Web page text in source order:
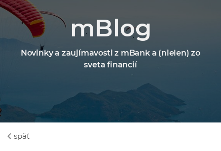
mBlog
Novinky a zaujímavosti z mBank a (nielen) zo
sveta financií
späť